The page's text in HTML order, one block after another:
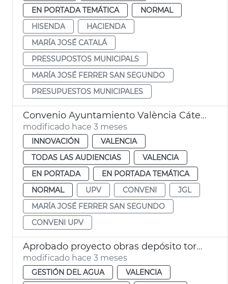
EN PORTADA TEMÁTICA
NORMAL
HISENDA
HACIENDA
MARÍA JOSÉ CATALÁ
PRESSUPOSTOS MUNICIPALS
MARÍA JOSÉ FERRER SAN SEGUNDO
PRESUPUESTOS MUNICIPALES
Convenio Ayuntamiento València Cátedra Transición Energética UPV
modificado hace 3 meses
INNOVACIÓN
VALENCIA
TODAS LAS AUDIENCIAS
VALENCIA
EN PORTADA
EN PORTADA TEMÁTICA
NORMAL
UPV CONVENI
JGL
MARÍA JOSÉ FERRER SAN SEGUNDO
CONVENI UPV
Aprobado proyecto obras depósito tormentas Nazaret
modificado hace 3 meses
GESTIÓN DEL AGUA
VALENCIA